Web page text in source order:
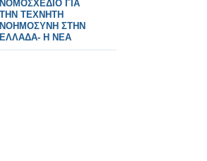
ΝΟΜΟΣΧΕΔΙΟ ΓΙΑ
ΤΗΝ ΤΕΧΝΗΤΗ
ΝΟΗΜΟΣΥΝΗ ΣΤΗΝ
ΕΛΛΑΔΑ- Η ΝΕΑ
ΑΛΛΑΓΗ